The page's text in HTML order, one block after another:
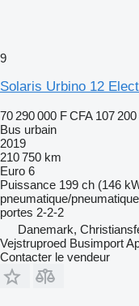
9
Solaris Urbino 12
70 290 000 F CFA 107
Bus urbain
2019
210 750 km
Euro 6
Puissance 199 ch (146
pneumatique/pneumatique
portes 2-2-2
Danemark,
Vejstruproed Busimport
Contacter le vendeur